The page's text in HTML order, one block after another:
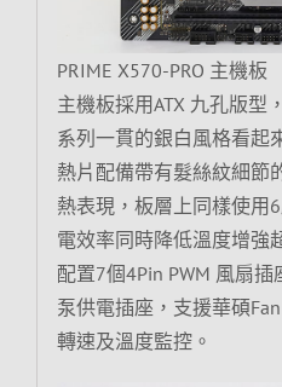
PRIME X570-PRO 主機板
主機板採用ATX 九孔版型
系列一貫的銀白風格看起
熱片配備帶有髮絲紋細節
熱表現，板層上同樣使用
電效率同時降低溫度增強
配置7個4Pin PWM 風扇插
泵供電插座，支援華碩
轉速及溫度監控。